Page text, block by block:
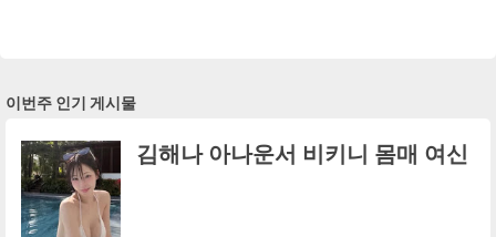
이번주 인기 게시물
김해나 아나운서 비키니 몸매 여신